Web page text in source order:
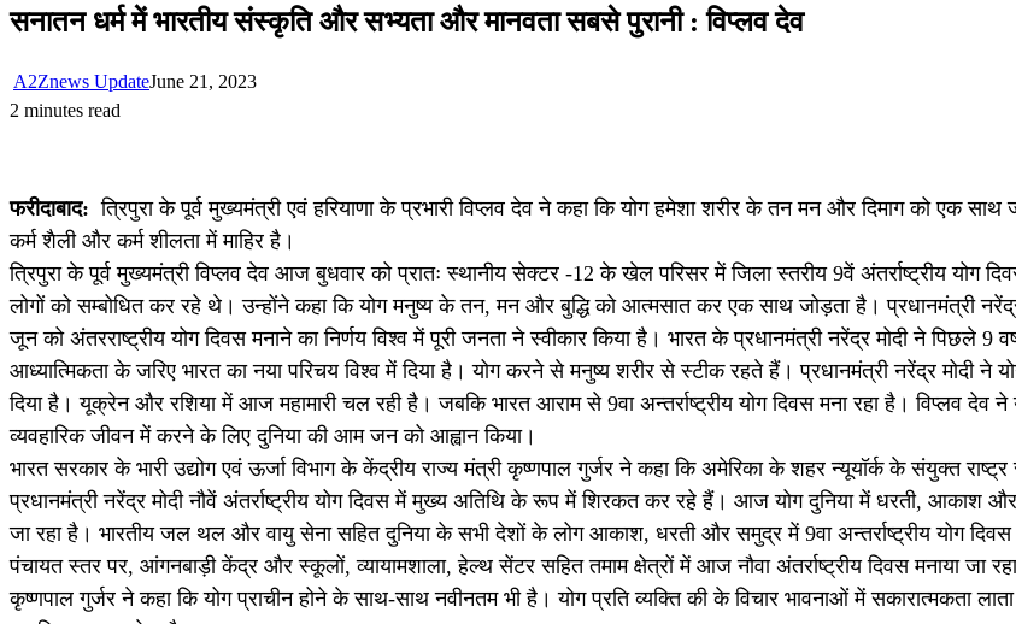
सनातन धर्म में भारतीय संस्कृति और सभ्यता और मानवता सबसे पुरानी : विप्लव देव
A2Znews UpdateJune 21, 2023
2 minutes read
फरीदाबाद: त्रिपुरा के पूर्व मुख्यमंत्री एवं हरियाणा के प्रभारी विप्लव देव ने कहा कि योग हमेशा शरीर के तन मन और दिमाग को एक साथ
कर्म शैली और कर्म शीलता में माहिर है।
त्रिपुरा के पूर्व मुख्यमंत्री विप्लव देव आज बुधवार को प्रातः स्थानीय सेक्टर -12 के खेल परिसर में जिला स्तरीय 9वें अंतर्राष्ट्रीय योग
लोगों को सम्बोधित कर रहे थे। उन्होंने कहा कि योग मनुष्य के तन, मन और बुद्धि को आत्मसात कर एक साथ जोड़ता है। प्रधानमंत्री
जून को अंतरराष्ट्रीय योग दिवस मनाने का निर्णय विश्व में पूरी जनता ने स्वीकार किया है। भारत के प्रधानमंत्री नरेंद्र मोदी ने पिछले 9
आध्यात्मिकता के जरिए भारत का नया परिचय विश्व में दिया है। योग करने से मनुष्य शरीर से स्टीक रहते हैं। प्रधानमंत्री नरेंद्र मोदी ने
दिया है। यूक्रेन और रशिया में आज महामारी चल रही है। जबकि भारत आराम से 9वा अन्तर्राष्ट्रीय योग दिवस मना रहा है। विप्लव देव
व्यवहारिक जीवन में करने के लिए दुनिया की आम जन को आह्वान किया।
भारत सरकार के भारी उद्योग एवं ऊर्जा विभाग के केंद्रीय राज्य मंत्री कृष्णपाल गुर्जर ने कहा कि अमेरिका के शहर न्यूयॉर्क के संयुक्त
प्रधानमंत्री नरेंद्र मोदी नौवें अंतर्राष्ट्रीय योग दिवस में मुख्य अतिथि के रूप में शिरकत कर रहे हैं। आज योग दुनिया में धरती, आकाश
जा रहा है। भारतीय जल थल और वायु सेना सहित दुनिया के सभी देशों के लोग आकाश, धरती और समुद्र में 9वा अन्तर्राष्ट्रीय योग
पंचायत स्तर पर, आंगनबाड़ी केंद्र और स्कूलों, व्यायामशाला, हेल्थ सेंटर सहित तमाम क्षेत्रों में आज नौवा अंतर्राष्ट्रीय दिवस मनाया जा
कृष्णपाल गुर्जर ने कहा कि योग प्राचीन होने के साथ-साथ नवीनतम भी है। योग प्रति व्यक्ति की के विचार भावनाओं में सकारात्मकता